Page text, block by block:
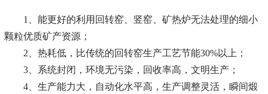
1、能更好的利用回转窑、竖窑、矿热炉无法处理的细小
颗粒优质矿产资源；
2、热耗低，比传统的回转窑生产工艺节能30%以上；
3、系统封闭，环境无污染，回收率高，文明生产；
4、生产能力大，自动化水平高，生产调整灵活，瞬间煅